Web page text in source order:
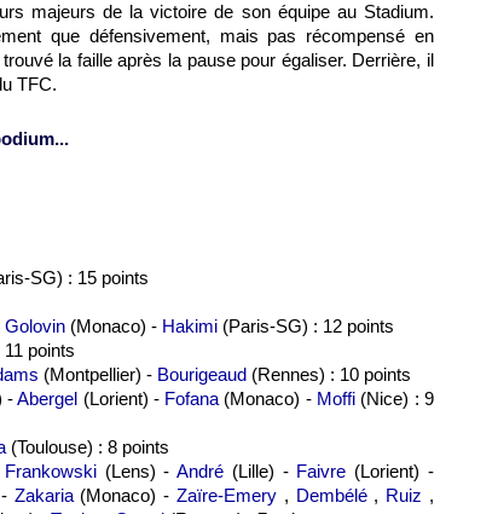
majeurs de la victoire de son équipe au Stadium.
que défensivement, mais pas récompensé en
la faille après la pause pour égaliser. Derrière, il
TFC.
SG) : 15 points
Golovin (Monaco) - Hakimi (Paris-SG) : 12 points
points
(Montpellier) - Bourigeaud (Rennes) : 10 points
-Abergel (Lorient) - Fofana (Monaco) - Moffi (Nice) : 9
(Toulouse) : 8 points
Frankowski(Lens) -André (Lille) - Faivre (Lorient) -
Zakaria(Monaco) - Zaïre-Emery, Dembélé, Ruiz ,